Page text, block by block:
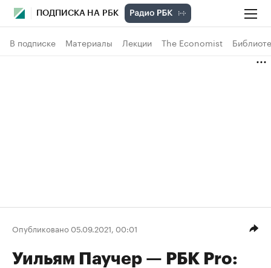
ПОДПИСКА НА РБК
В подписке Материалы Лекции The Economist
Опубликовано 05.09.2021, 00:01
Уильям Паучер — РБК Pro: